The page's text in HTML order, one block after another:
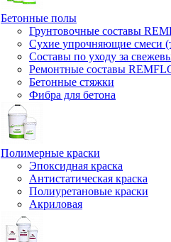
Бетонные полы
Грунтовочные составы
Сухие упрочняющие смеси
Составы по уходу за
Ремонтные составы
Бетонные стяжки
Фибра для бетона
Полимерные краски
Эпоксидная краска
Антистатическая краска
Полиуретановые краски
Акриловая